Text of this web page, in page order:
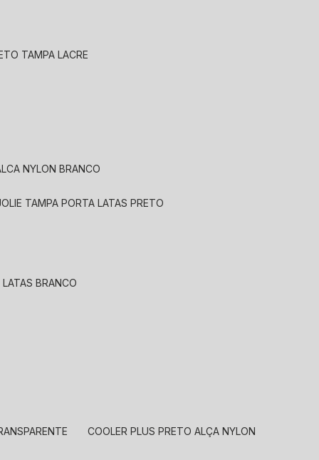
TAMPA LACRE
NYLON BRANCO
TAMPA PORTA LATAS PRETO
LATAS BRANCO
COOLER PLUS PRETO ALÇA NYLON